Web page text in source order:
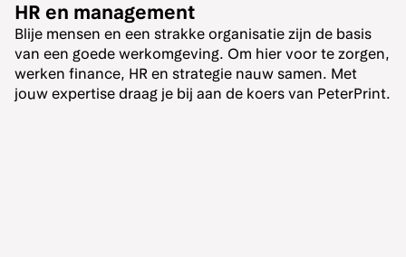
HR en management
Blije mensen en een strakke organisatie zijn de basis
van een goede werkomgeving. Om hier voor te zorgen,
werken finance, HR en strategie nauw samen. Met
jouw expertise draag je bij aan de koers van PeterPrint.